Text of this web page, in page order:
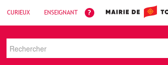
CURIEUX ENSEIGNANT